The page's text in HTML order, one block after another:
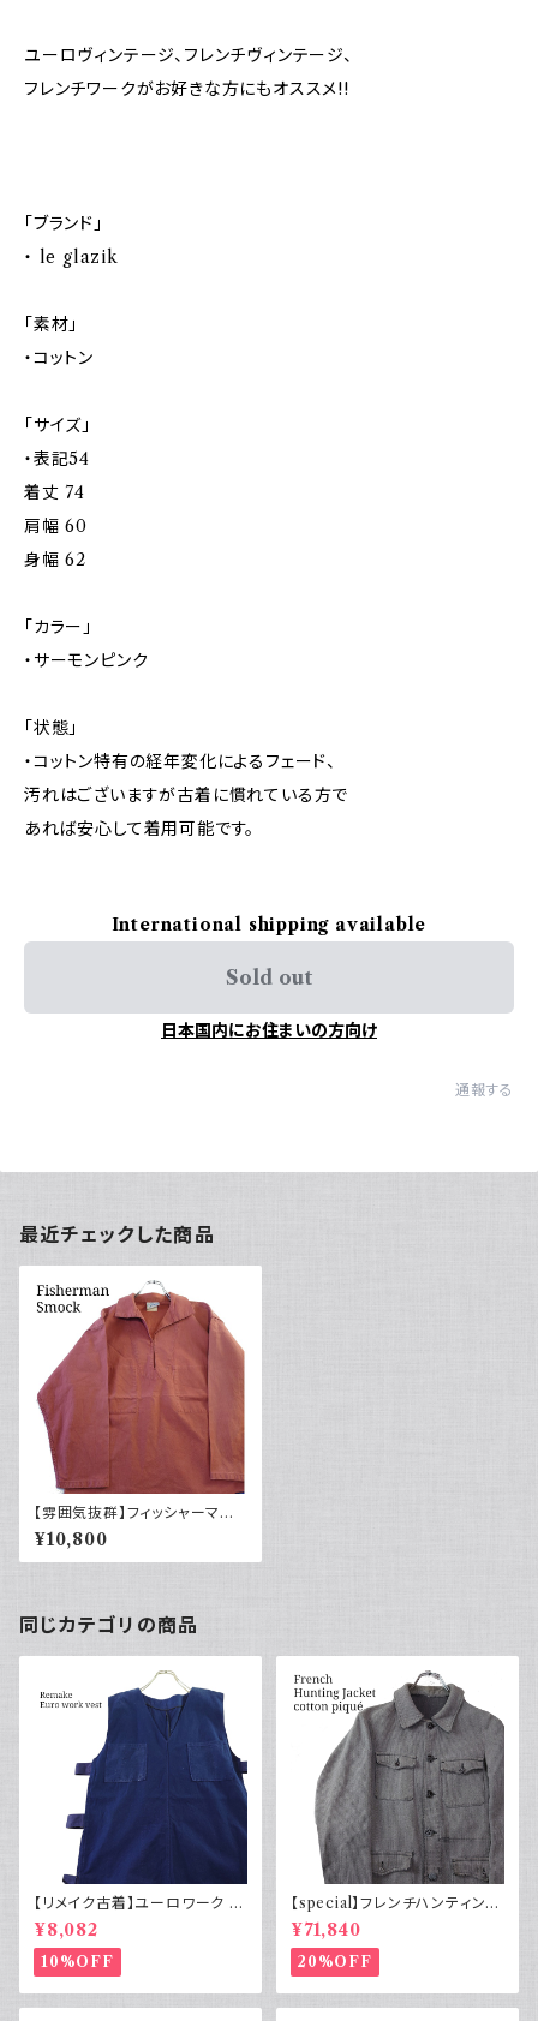
ユーロヴィンテージ、フレンチヴィンテージ、
フレンチワークがお好きな方にもオススメ!!
「ブランド」
・ le glazik
「素材」
・コットン
「サイズ」
・表記54
着丈 74
肩幅 60
身幅 62
「カラー」
・サーモンピンク
「状態」
・コットン特有の経年変化によるフェード、
汚れはございますが古着に慣れている方で
あれば安心して着用可能です。
International shipping available
Sold out
日本国内にお住まいの方向け
通報する
最近チェックした商品
【雰囲気抜群】フィッシャーマン
スモック ユーロヴィンテージ サ
ーモンピンク
¥10,800
同じカテゴリの商品
【リメイク古着】ユーロワーク ベ
スト フランス軍GAOモチーフ 管
理番号E217
¥8,082
10%OFF
【special】フレンチハンティング
ジャケット コットンピケ 動物ボ
タン50s
¥71,840
20%OFF